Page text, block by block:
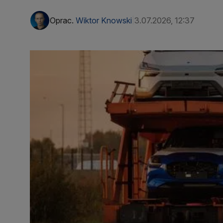
Oprac. Wiktor Knowski 3.07.2026, 12:37